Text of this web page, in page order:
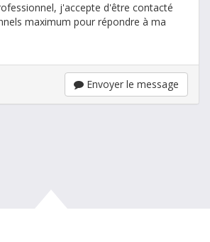
j'accepte d'être contacté
maximum pour répondre à ma
Envoyer le message